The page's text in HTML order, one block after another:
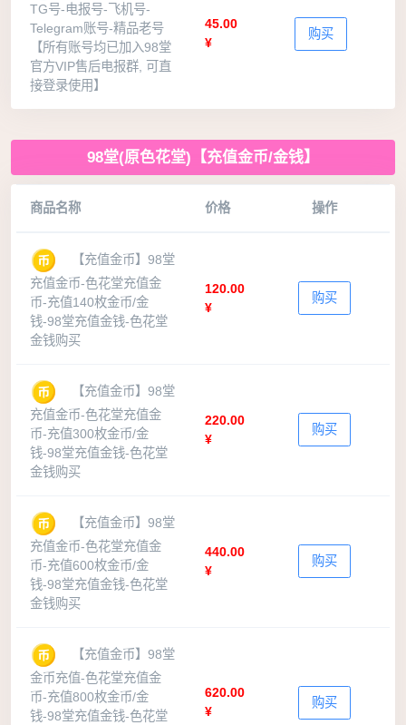
TG号-电报号-飞机号-
Telegram账号-精品老号
【所有账号均已加入98堂
官方VIP售后电报群, 可直
接登录使用】
45.00
¥
购买
98堂(原色花堂)【充值金币/金钱】
商品名称 价格 操作
【充值金币】98堂
充值金币-色花堂充值金
币-充值140枚金币/金
钱-98堂充值金钱-色花堂
金钱购买
120.00
¥
购买
【充值金币】98堂
充值金币-色花堂充值金
币-充值300枚金币/金
钱-98堂充值金钱-色花堂
金钱购买
220.00
¥
购买
【充值金币】98堂
充值金币-色花堂充值金
币-充值600枚金币/金
钱-98堂充值金钱-色花堂
金钱购买
440.00
¥
购买
【充值金币】98堂
金币充值-色花堂充值金
币-充值800枚金币/金
钱-98堂充值金钱-色花堂
620.00
¥
购买